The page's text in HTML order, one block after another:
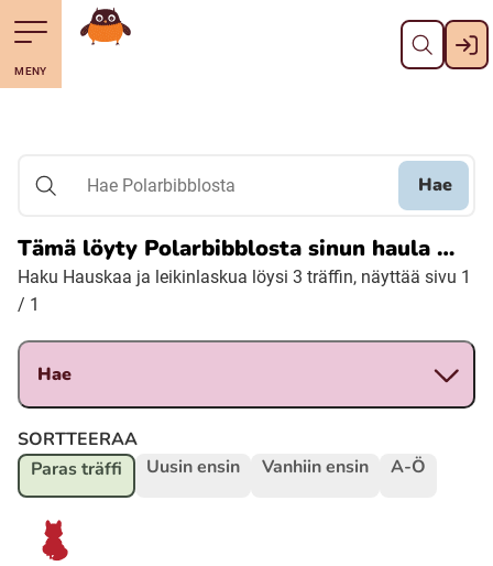
Till navigering av sidans innehåll
Till övergripande innehåll för webbplatsen Pane kiini
Julevsámegiella (Lulesamiska)
Åarjelsaemiengïele (Sydsamiska)
Davvisámegiella (Nordsamiska)
MENY
Mene starttisivule
Hae Polarbibblosta
Hae
Tämä löyty Polarbibblosta sinun haula …
Haku Hauskaa ja leikinlaskua löysi 3 träffin, näyttää sivu 1
/ 1
Hae
SORTTEERAA
Paras träffi
Uusin ensin Vanhiin ensin A-Ö